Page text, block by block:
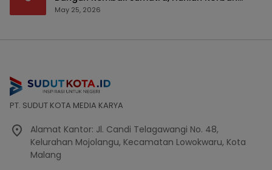
Bencana Bakal Difokuskan
May 25, 2026
PT. SUDUT KOTA MEDIA KARYA
Alamat Kantor: Jl. Candi Telagawangi No. 48,
Kelurahan Mojolangu, Kecamatan Lowokwaru, Kota
Malang